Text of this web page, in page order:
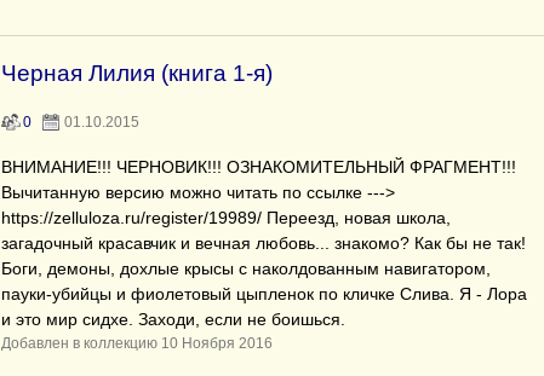
Черная Лилия (книга 1-я)
0 01.10.2015
ВНИМАНИЕ!!! ЧЕРНОВИК!!! ОЗНАКОМИТЕЛЬНЫЙ ФРАГМЕНТ!!!
Вычитанную версию можно читать по ссылке --->
https://zelluloza.ru/register/19989/ Переезд, новая школа,
загадочный красавчик и вечная любовь... знакомо? Как бы не так!
Боги, демоны, дохлые крысы с наколдованным навигатором,
пауки-убийцы и фиолетовый цыпленок по кличке Слива. Я - Лора
и это мир сидхе. Заходи, если не боишься.
Добавлен в коллекцию 10 Ноября 2016